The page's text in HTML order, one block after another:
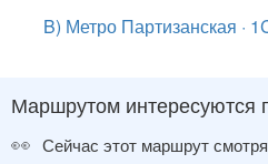
B) Метро Партизанская ·
Маршрутом интересуются
👀 Сейчас этот маршрут